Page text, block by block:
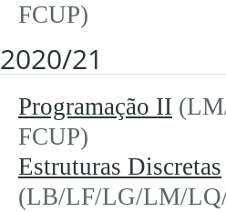
FCUP)
2020/21
Programação II
FCUP)
Estruturas Discretas
(LB/LF/LG/LM/